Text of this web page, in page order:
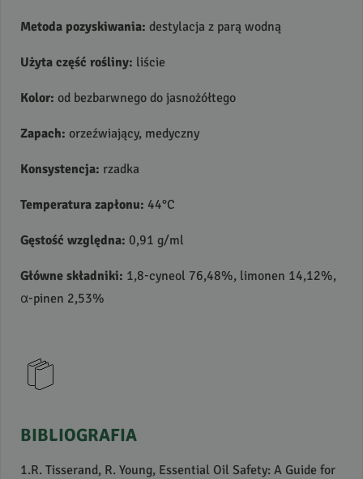
Metoda pozyskiwania: destylacja z parą wodną
Użyta część rośliny: liście
Kolor: od bezbarwnego do jasnożółtego
Zapach: orzeźwiający, medyczny
Konsystencja: rzadka
Temperatura zapłonu: 44°C
Gęstość względna: 0,91 g/ml
Główne składniki: 1,8-cyneol 76,48%, limonen 14,12%,
α-pinen 2,53%
BIBLIOGRAFIA
1.R. Tisserand, R. Young, Essential Oil Safety: A Guide for